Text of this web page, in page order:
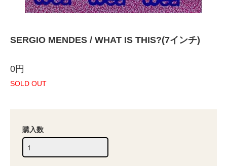
SERGIO MENDES / WHAT IS THIS?(7インチ)
0円
SOLD OUT
購入数